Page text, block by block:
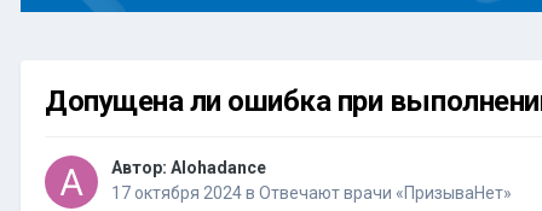
Допущена ли ошибка при
Автор: Alohadance
17 октября 2024в Отвечают врачи «ПризываНет»